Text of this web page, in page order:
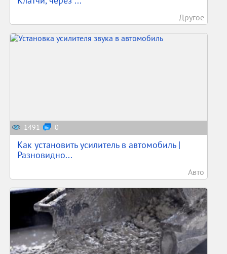
Другое
1491 0
Как установить усилитель в автомобиль |
Разновидно...
Авто